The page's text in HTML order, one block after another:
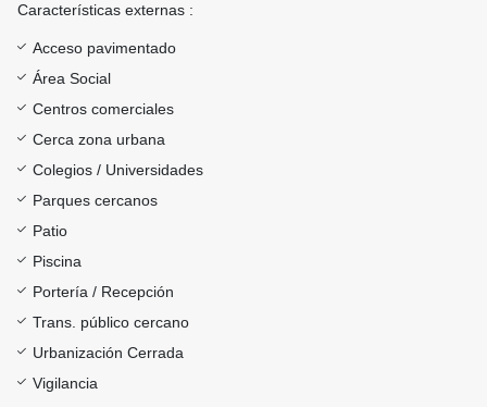
Características externas :
Acceso pavimentado
Área Social
Centros comerciales
Cerca zona urbana
Colegios / Universidades
Parques cercanos
Patio
Piscina
Portería / Recepción
Trans. público cercano
Urbanización Cerrada
Vigilancia